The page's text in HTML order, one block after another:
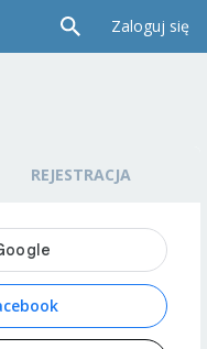
Zaloguj się
REJESTRACJA